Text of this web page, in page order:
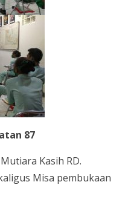
87
Kasih RD.
Misa pembukaan